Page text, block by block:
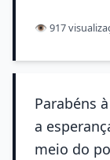
👁️ 917
Parabéns
a
meio do